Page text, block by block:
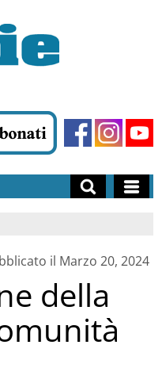
il Marzo 20, 2024
della